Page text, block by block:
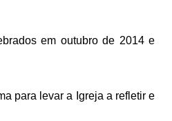
em outubro de 2014 e
para levar a Igreja a refletir e